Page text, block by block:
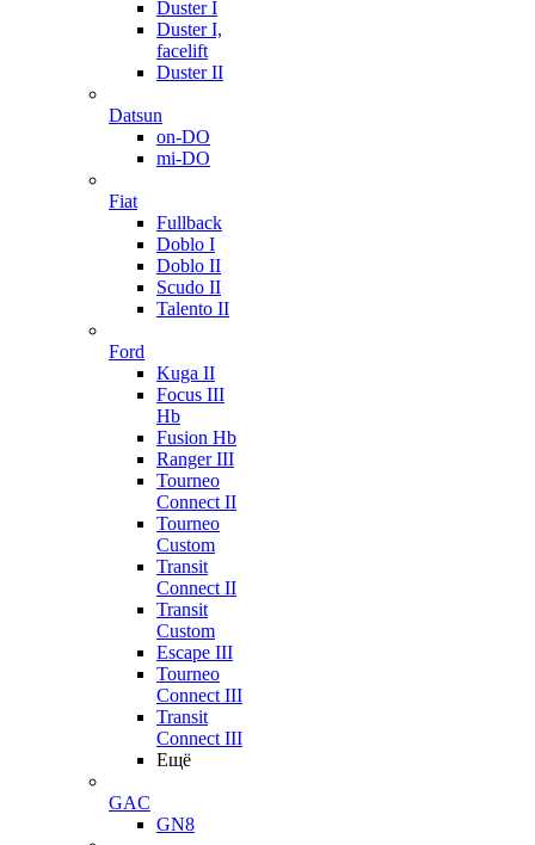
Duster I
Duster I,
facelift
Duster II
Datsun
on-DO
mi-DO
Fiat
Fullback
Doblo I
Doblo II
Scudo II
Talento II
Ford
Kuga II
Focus III
Hb
Fusion Hb
Ranger III
Tourneo
Connect II
Tourneo
Custom
Transit
Connect II
Transit
Custom
Escape III
Tourneo
Connect III
Transit
Connect III
Ещё
GAC
GN8